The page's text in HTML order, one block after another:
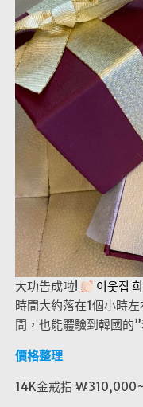
大功告成啦!
이웃집
時間大約落在1個小時
間，也能體驗到韓國的
價格整理
14K金戒指